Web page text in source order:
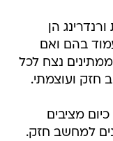
הן
בהם ואם
נצח לכל
חזק ועוצמתי.
מציבים
סף: תוחלת חיים של 2-4 שנים למחשב חזק.